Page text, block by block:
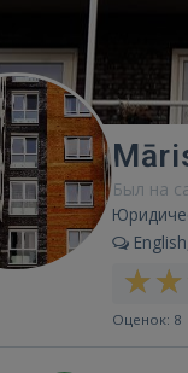
Был на
Оценок: 8